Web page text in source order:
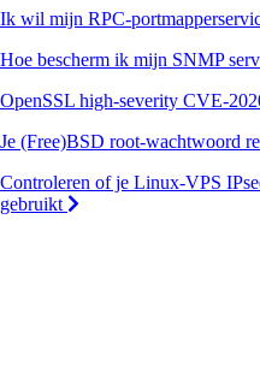
Ik wil mijn RPC-
Hoe bescherm ik mijn SNMP
OpenSSL high-severity CVE-
Je (Free)BSD root-wachtwoord
Controleren of je Linux-VPS
gebruikt